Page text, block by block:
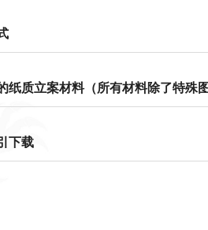
纸质立案材料（所有材料除了特殊
下载